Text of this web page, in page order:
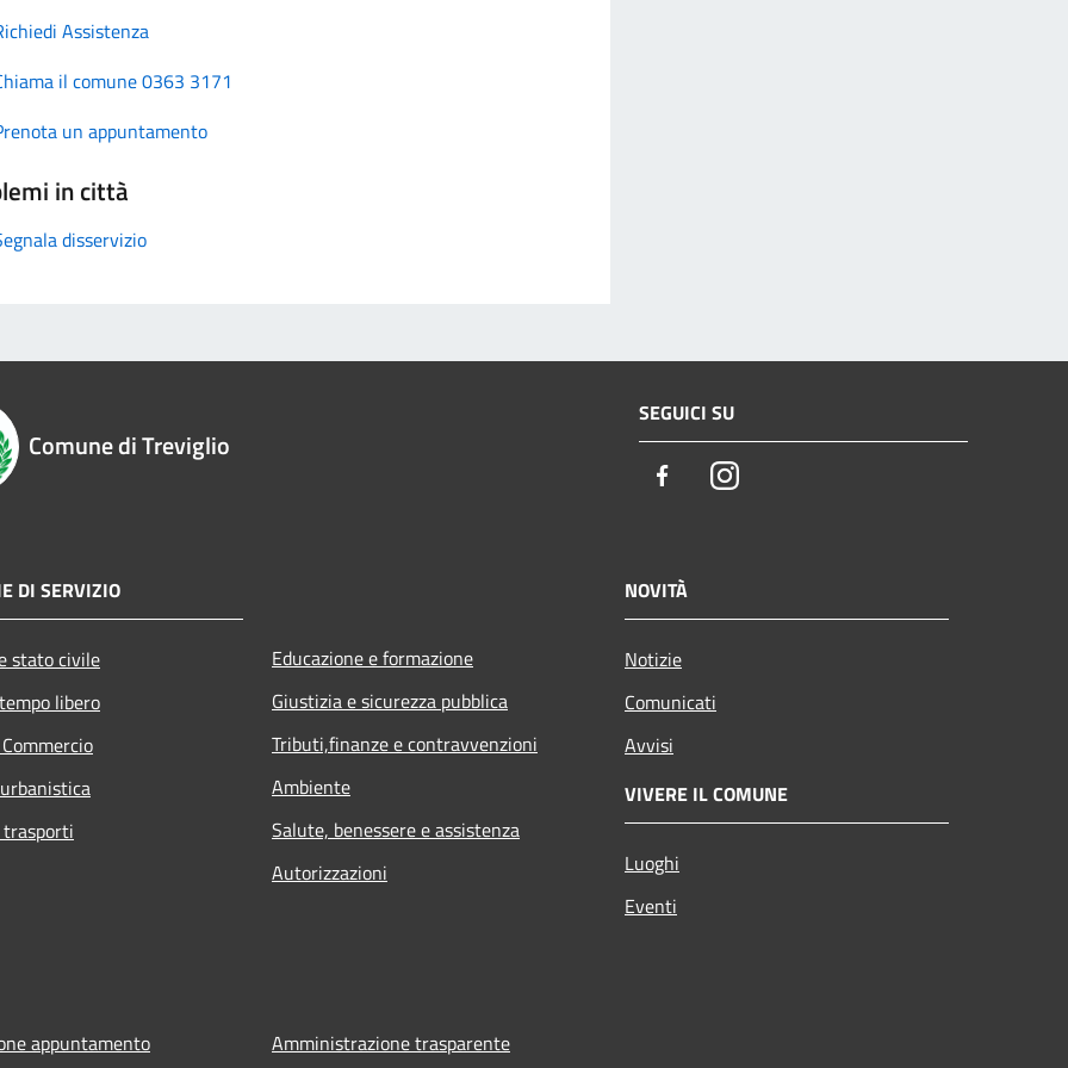
Assistenza
il comune 0363 3171
un appuntamento
in città
disservizio
Comune di Treviglio
SEGUICI SU
FacebookInstagram
DI SERVIZIO
stato civile
libero
Educazione e formazione
Giustizia e sicurezza pubblica
Tributi,finanze e contravvenzioni
Ambiente
Salute, benessere e assistenza
Autorizzazioni
NOVITÀ
Notizie
Comunicati
Avvisi
VIVERE IL COMUNE
Luoghi
Eventi
appuntamento Amministrazione trasparente